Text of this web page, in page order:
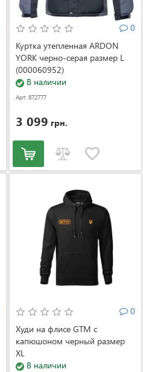
0
Куртка утепленная ARDON
YORK черно-серая размер L
(000060952)
В наличии
Арт: 872777
3 099 грн.
0
Худи на флисе GTM с
капюшоном черный размер
XL
В наличии